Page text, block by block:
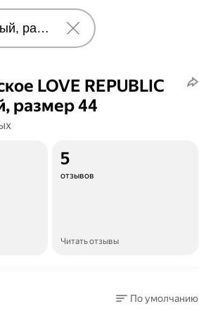
LOVE REPUBLIC
размер 44
5
отзывов
Читать отзывы
По умолчанию